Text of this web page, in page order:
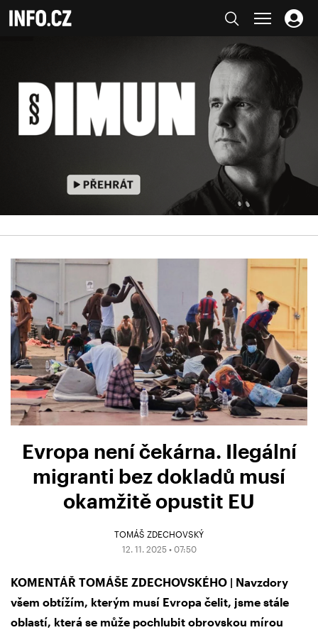
Evropa není čekárna. Ilegální
migranti bez dokladů musí
okamžitě opustit EU
TOMÁŠ ZDECHOVSKÝ
12. 11. 2025 • 07:50
KOMENTÁŘ TOMÁŠE ZDECHOVSKÉHO | Navzdory
všem obtížím, kterým musí Evropa čelit, jsme stále
oblastí, která se může pochlubit obrovskou mírou